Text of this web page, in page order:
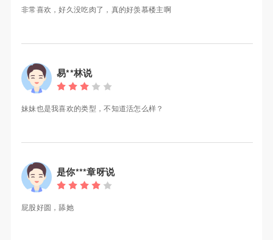
非常喜欢，好久没吃肉了，真的好羡慕楼主啊
易**林说
妹妹也是我喜欢的类型，不知道活怎么样？
是你***章呀说
屁股好圆，舔她